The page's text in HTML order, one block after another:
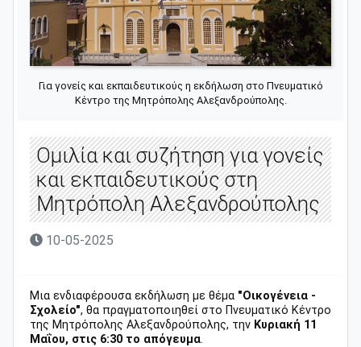
Για γονείς και εκπαιδευτικούς η εκδήλωση στο Πνευματικό
Κέντρο της Μητρόπολης Αλεξανδρούπολης.
Ομιλία και συζήτηση για γονείς
και εκπαιδευτικούς στη
Μητρόπολη Αλεξανδρούπολης
10-05-2025
Μια ενδιαφέρουσα εκδήλωση με θέμα "Οικογένεια -
Σχολείο", θα πραγματοποιηθεί στο Πνευματικό Κέντρο
της Μητρόπολης Αλεξανδρούπολης, την Κυριακή 11
Μαΐου, στις 6:30 το απόγευμα.